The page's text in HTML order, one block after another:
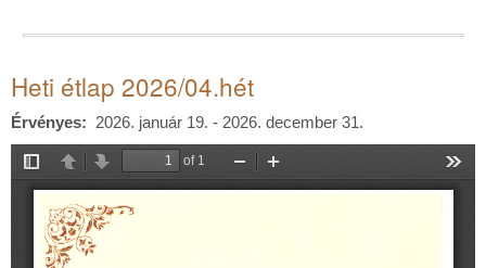
Heti étlap 2026/04.hét
Érvényes 2026. január 19. - 2026. december 31.